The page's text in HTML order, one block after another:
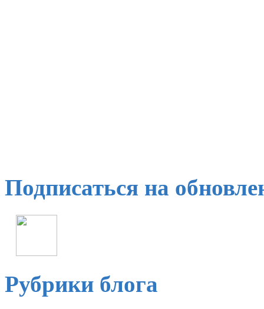
Подписаться на
Рубрики блога